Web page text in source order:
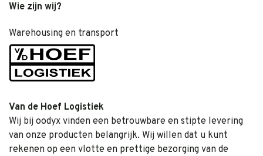
Wie zijn wij?
Warehousing en transport
Van de Hoef Logistiek
Wij bij oodyx vinden een betrouwbare en stipte levering
van onze producten belangrijk. Wij willen dat u kunt
rekenen op een vlotte en prettige bezorging van de